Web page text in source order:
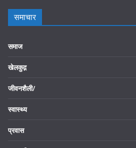
समाचार
समाज
खेलकुद़़
जीवनशैली/
स्वास्थ्य
प्रवास